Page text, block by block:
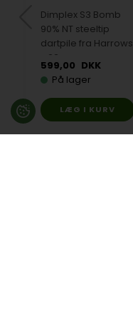
Dimplex S3 Bomb
90% NT steeltip
dartpile fra Harrows
- 23 gram
599,00 DKK
På lager